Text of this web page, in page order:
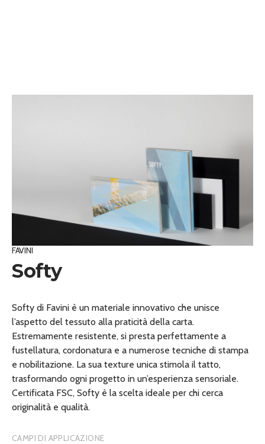
FAVINI
Softy
Softy di Favini è un materiale innovativo che unisce
l’aspetto del tessuto alla praticità della carta.
Estremamente resistente, si presta perfettamente a
fustellatura, cordonatura e a numerose tecniche di stampa
e nobilitazione. La sua texture unica stimola il tatto,
trasformando ogni progetto in un’esperienza sensoriale.
Certificata FSC, Softy è la scelta ideale per chi cerca
originalità e qualità.
CAMPI DI APPLICAZIONE